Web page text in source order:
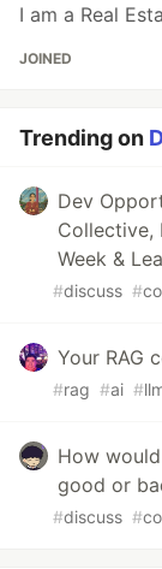
I am a Real
JOINED
Trending on
Dev
Collective,
Week &
#discuss #
Your RAG
#rag #ai #
How
good or
#discuss #